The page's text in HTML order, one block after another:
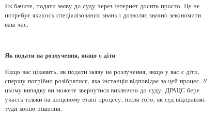
Як бачите, подати заяву до суду через інтернет досить просто. Це не
потребує якихось спеціалізованих знань і дозволяє значно зекономити
ваш час.
Як подати на розлучення, якщо є діти
Якщо вас цікавить, як подати заяву на розлучення, якщо у вас є діти,
спершу потрібно розібратися, яка інстанція відповідає за цей процес. У
цьому випадку ви можете звернутися виключно до суду. ДРАЦС бере
участь тільки на кінцевому етапі процесу, після того, як суд відправляє
туди копію рішення.